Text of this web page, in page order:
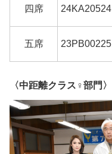
四席 24KA20524
五席 23PB00225
〈中距離クラス♀部門〉